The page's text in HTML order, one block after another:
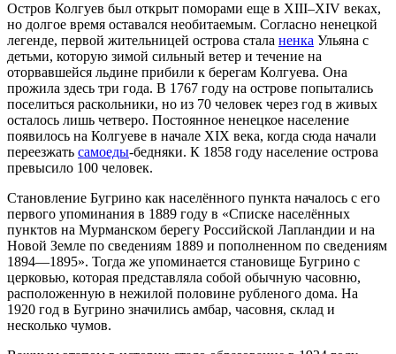
Остров Колгуев был открыт поморами еще в XIII–XIV веках,
но долгое время оставался необитаемым. Согласно ненецкой
легенде, первой жительницей острова стала ненка Ульяна с
детьми, которую зимой сильный ветер и течение на
оторвавшейся льдине прибили к берегам Колгуева. Она
прожила здесь три года. В 1767 году на острове попытались
поселиться раскольники, но из 70 человек через год в живых
осталось лишь четверо. Постоянное ненецкое население
появилось на Колгуеве в начале XIX века, когда сюда начали
переезжать самоеды-бедняки. К 1858 году население острова
превысило 100 человек.
Становление Бугрино как населённого пункта началось с его
первого упоминания в 1889 году в «Списке населённых
пунктов на Мурманском берегу Российской Лапландии и на
Новой Земле по сведениям 1889 и пополненном по сведениям
1894—1895». Тогда же упоминается становище Бугрино с
церковью, которая представляла собой обычную часовню,
расположенную в нежилой половине рубленого дома. На
1920 год в Бугрино значились амбар, часовня, склад и
несколько чумов.